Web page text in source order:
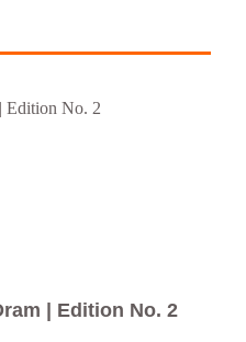
| Edition No. 2